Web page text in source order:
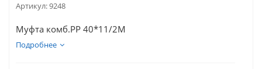
Артикул:9248
Муфта комб.РР 40*11/2М
Подробнее